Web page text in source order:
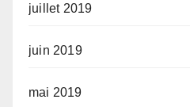
juillet 2019
juin 2019
mai 2019